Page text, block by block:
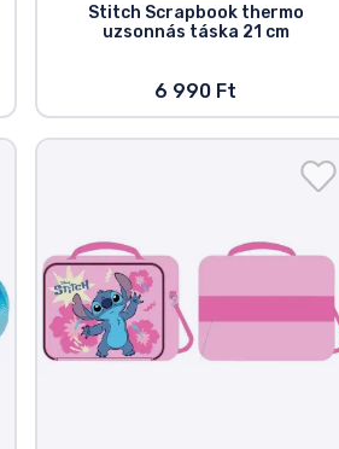
Stitch Scrapbook thermo
uzsonnás táska 21 cm
6 990 Ft